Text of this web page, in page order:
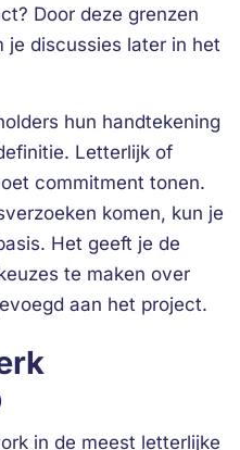
Door deze grenzen
je discussies later in het
hun handtekening
Letterlijk of
commitment tonen.
komen, kun je
Het geeft je de
te maken over
aan het project.
in de meest letterlijke